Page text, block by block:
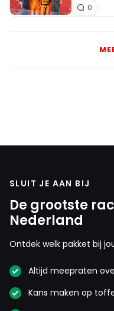
0
SLUIT JE AAN BIJ
De grootste
Nederland
Ontdek welk pakket bij
Altijd meepraten
Kans maken op